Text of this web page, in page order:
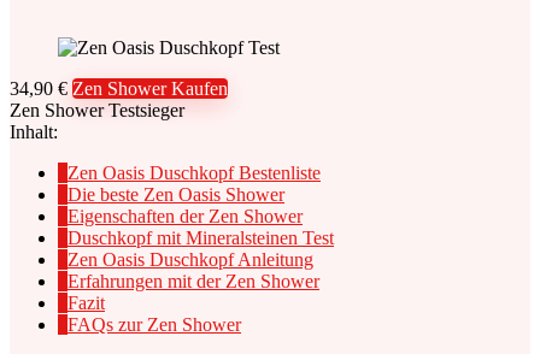
34,90 € Zen Shower Kaufen
Zen Shower Testsieger
Inhalt:
Zen Oasis Duschkopf Bestenliste
Die beste Zen Oasis Shower
Eigenschaften der Zen Shower
Duschkopf mit Mineralsteinen Test
Zen Oasis Duschkopf Anleitung
Erfahrungen mit der Zen Shower
Fazit
FAQs zur Zen Shower